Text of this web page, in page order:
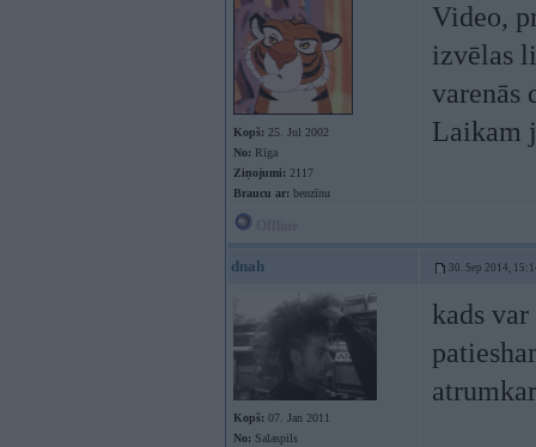
Kopš: 25. Jul 2002
No: Rīga
Ziņojumi: 2117
Braucu ar: benzīnu
Video,
izvēlas
varenās
Laikam
dnah 30. Sep 2014,
Kopš: 07. Jan 2011
No: Salaspils
kads